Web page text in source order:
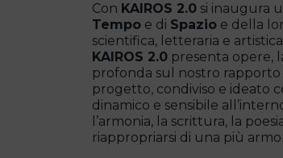
Con KAIROS 2.0 si inaugura
Tempo e di Spazio e della
scientifica, letteraria e
KAIROS 2.0 presenta opere,
profonda sul nostro rapporto
progetto, condiviso e ideato
dinamico e sensibile
l’armonia, la scrittura, la
riappropriarsi di una più